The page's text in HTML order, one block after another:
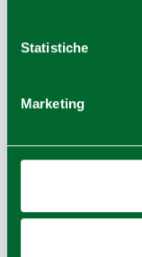
Statistiche
Marketing
+